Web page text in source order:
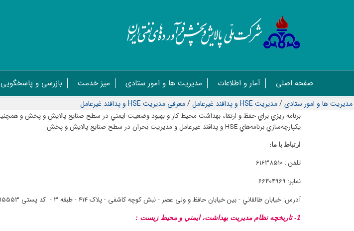
صفحه اصلی آمار و اطلاعات مدیریت ها و امور ستادی میز خدمت بازرسی و
مدیریت ها و امور ستادی/مدیریت HSE و پدافند غیرعامل /معرفی مدیریت HSE و پدافند غیرعامل
برنامه ريزي براي حفظ و ارتقاء بهداشت محيط كار و بهبود وضعيت ايمني در سطح صنايع پالايش و پخش و
يكپارچه‌سازي برنامه‌هاي HSE و پدافند غير‌عامل و مديريت بحران در سطح صنايع پالايش و پخش
ارتباط با ما:
تلفن : 61638510
نمابر: 66404969
آدرس: خیابان طالقاني - بین خیابان حافظ و ولی عصر - نبش کوچه کاشفی - پلاک 414 - طبقه 3 - کد پستی 15553-15918
1- تاريخچه نظام مديريت بهداشت، ايمني و محيط زيست :